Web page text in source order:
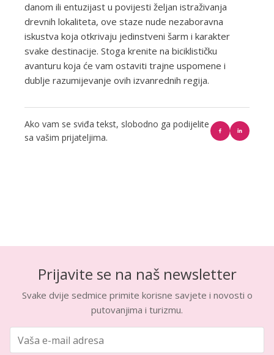
danom ili entuzijast u povijesti željan istraživanja
drevnih lokaliteta, ove staze nude nezaboravna
iskustva koja otkrivaju jedinstveni šarm i karakter
svake destinacije. Stoga krenite na biciklističku
avanturu koja će vam ostaviti trajne uspomene i
dublje razumijevanje ovih izvanrednih regija.
Ako vam se sviđa tekst, slobodno ga podijelite
sa vašim prijateljima.
Prijavite se na naš newsletter
Svake dvije sedmice primite korisne savjete i novosti o
putovanjima i turizmu.